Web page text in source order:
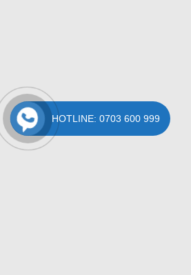
HOTLINE: 0703 600 999